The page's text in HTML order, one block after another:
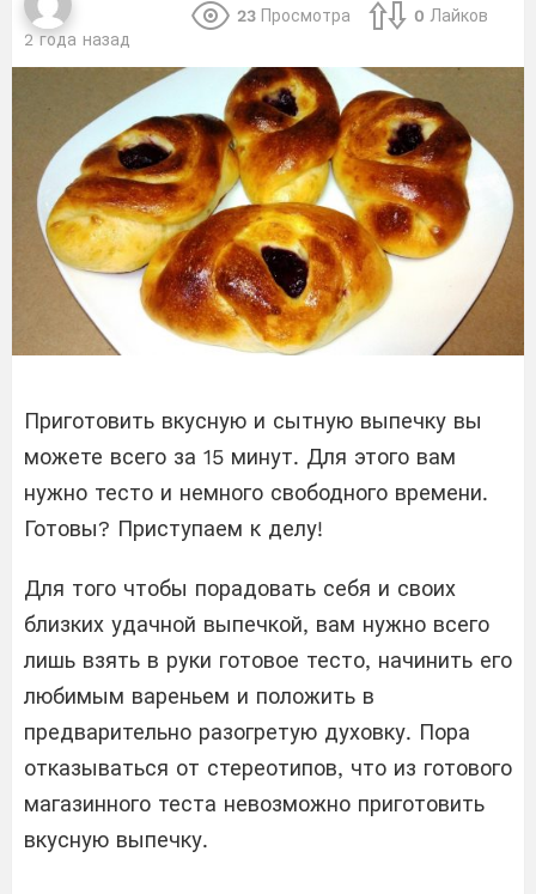
2 года назад
23 Просмотра 0 Лайков
Приготовить вкусную и сытную выпечку вы
можете всего за 15 минут. Для этого вам
нужно тесто и немного свободного времени.
Готовы? Приступаем к делу!
Для того чтобы порадовать себя и своих
близких удачной выпечкой, вам нужно всего
лишь взять в руки готовое тесто, начинить его
любимым вареньем и положить в
предварительно разогретую духовку. Пора
отказываться от стереотипов, что из готового
магазинного теста невозможно приготовить
вкусную выпечку.